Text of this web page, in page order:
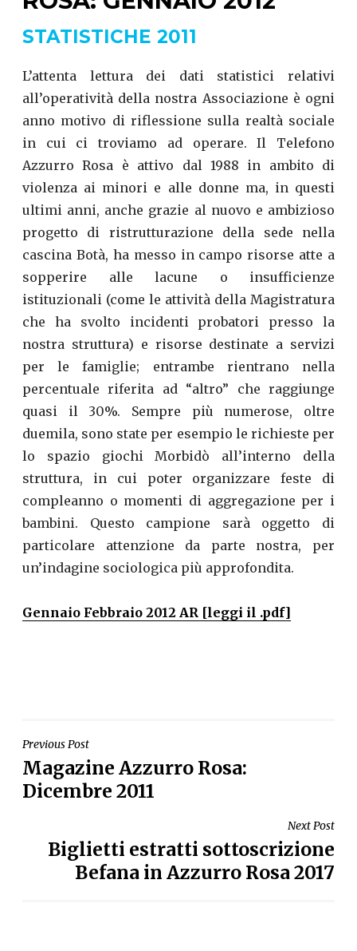
STATISTICHE 2011
L’attenta lettura dei dati statistici relativi
all’operatività della nostra Associazione è ogni
anno motivo di riflessione sulla realtà sociale
in cui ci troviamo ad operare. Il Telefono
Azzurro Rosa è attivo dal 1988 in ambito di
violenza ai minori e alle donne ma, in questi
ultimi anni, anche grazie al nuovo e ambizioso
progetto di ristrutturazione della sede nella
cascina Botà, ha messo in campo risorse atte a
sopperire alle lacune o insufficienze
istituzionali (come le attività della Magistratura
che ha svolto incidenti probatori presso la
nostra struttura) e risorse destinate a servizi
per le famiglie; entrambe rientrano nella
percentuale riferita ad “altro” che raggiunge
quasi il 30%. Sempre più numerose, oltre
duemila, sono state per esempio le richieste per
lo spazio giochi Morbidò all’interno della
struttura, in cui poter organizzare feste di
compleanno o momenti di aggregazione per i
bambini. Questo campione sarà oggetto di
particolare attenzione da parte nostra, per
un’indagine sociologica più approfondita.
Gennaio Febbraio 2012 AR [leggi il .pdf]
NAVIGAZIONE
ARTICOLI
Previous Post
Magazine Azzurro Rosa:
Dicembre 2011
Next Post
Biglietti estratti sottoscrizione
Befana in Azzurro Rosa 2017